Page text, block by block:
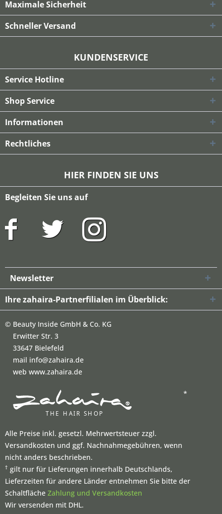
Maximale Sicherheit
Schneller Versand
KUNDENSERVICE
Service Hotline
Shop Service
Informationen
Rechtliches
HIER FINDEN SIE UNS
Begleiten Sie uns auf
Newsletter
Ihre zahaira-Partnerfilialen im Überblick:
© Beauty Inside GmbH & Co. KG
Erwitter Str. 3
33647 Bielefeld
mail info@zahaira.de
web www.zahaira.de
*
Alle Preise inkl. gesetzl. Mehrwertsteuer zzgl.
Versandkosten und ggf. Nachnahmegebühren, wenn
nicht anders beschrieben.
† gilt nur für Lieferungen innerhalb Deutschlands,
Lieferzeiten für andere Länder entnehmen Sie bitte der
Schaltfläche Zahlung und Versandkosten
Wir versenden mit DHL.